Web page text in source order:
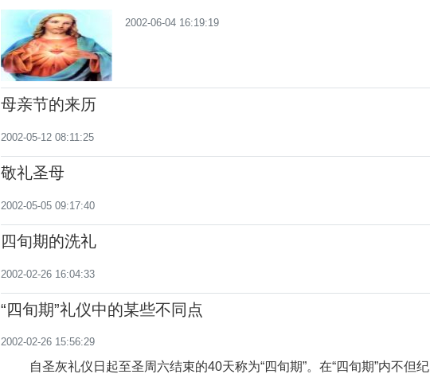
2002-06-04 16:19:19
母亲节的来历
2002-05-12 08:11:25
敬礼圣母
2002-05-05 09:17:40
四旬期的洗礼
2002-02-26 16:04:33
“四旬期”礼仪中的某些不同点
2002-02-26 15:56:29
自圣灰礼仪日起至圣周六结束的40天称为“四旬期”。在“四旬期”内不但纪